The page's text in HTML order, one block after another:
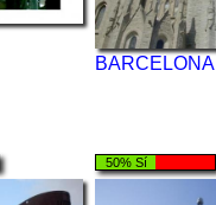
BARCELONA
50% Sí